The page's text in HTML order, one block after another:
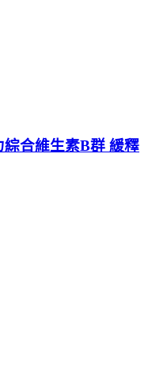
綜合維生素B群 緩釋